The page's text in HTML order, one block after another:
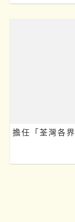
擔任「荃灣各